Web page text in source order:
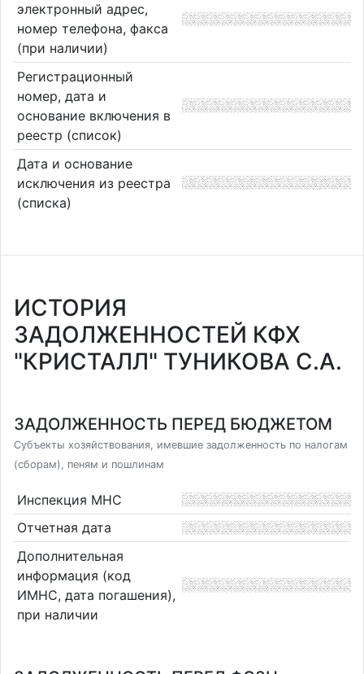
электронный адрес,
номер телефона, факса
(при наличии)
Регистрационный
номер, дата и
основание включения в
реестр (список)
Дата и основание
исключения из реестра
(списка)
ИСТОРИЯ
ЗАДОЛЖЕННОСТЕЙ КФХ
"КРИСТАЛЛ" ТУНИКОВА С.А.
ЗАДОЛЖЕННОСТЬ ПЕРЕД БЮДЖЕТОМ
Субъекты хозяйствования, имевшие задолженность по налогам
(сборам), пеням и пошлинам
Инспекция МНС
Отчетная дата
Дополнительная
информация (код
ИМНС, дата погашения),
при наличии